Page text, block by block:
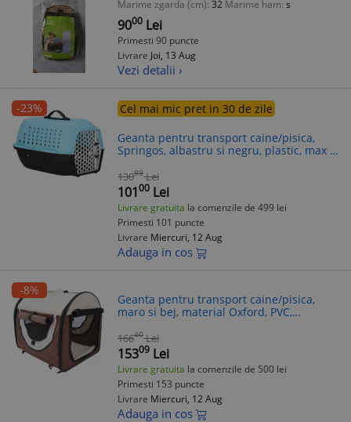
Marime zgarda (cm): 32 Marime ham: s
9000 Lei
Primesti 90 puncte
Livrare Joi, 13 Aug
Vezi detalii ›
-23%
Cel mai mic pret in 30 de zile
Geanta pentru transport caine/pisica,
Springos, albastru si negru, plastic, max 7
13099 Lei
10100 Lei
Livrare gratuita la comenzile de 499 lei
Primesti 101 puncte
Livrare Miercuri, 12 Aug
Adauga in cos
-8%
Geanta pentru transport caine/pisica,
maro si bej, material Oxford, PVC,
61x46x51 cm
16640 Lei
15309 Lei
Livrare gratuita la comenzile de 500 lei
Primesti 153 puncte
Livrare Miercuri, 12 Aug
Adauga in cos